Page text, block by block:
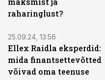
raharinglust?
25.09.24, 13:56
Ellex Raidla eksperdid:
mida finantsettevõtted
võivad oma teenuse